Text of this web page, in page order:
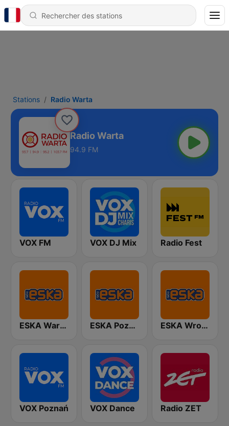
Stations Radio Warta
Radio Warta
94.9 FM
VOX FM VOX DJ Mix Radio Fest
ESKA Warszawa ESKA Poznań ESKA Wrocław
VOX Poznań VOX Dance Radio ZET